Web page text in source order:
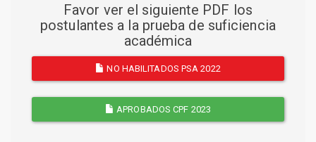
Favor ver el siguiente PDF los
postulantes a la prueba de suficiencia
académica
NO HABILITADOS PSA 2022
APROBADOS CPF 2023